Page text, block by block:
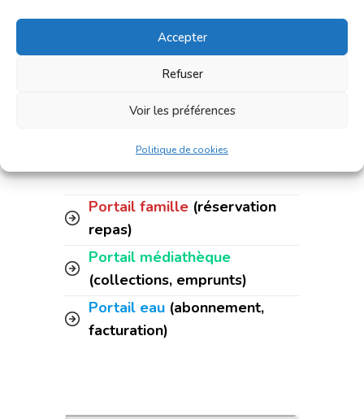
Accepter
Refuser
Voir les préférences
Politique de cookies
Accès rapide :
Portail famille (réservation
repas)
Portail médiathèque
(collections, emprunts)
Portail eau (abonnement,
facturation)